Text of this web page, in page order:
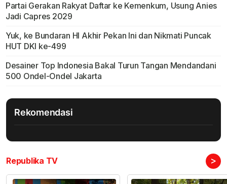
Partai Gerakan Rakyat Daftar ke Kemenkum, Usung Anies
Jadi Capres 2029
Yuk, ke Bundaran HI Akhir Pekan Ini dan Nikmati Puncak
HUT DKI ke-499
Desainer Top Indonesia Bakal Turun Tangan Mendandani
500 Ondel-Ondel Jakarta
Rekomendasi
Republika TV >